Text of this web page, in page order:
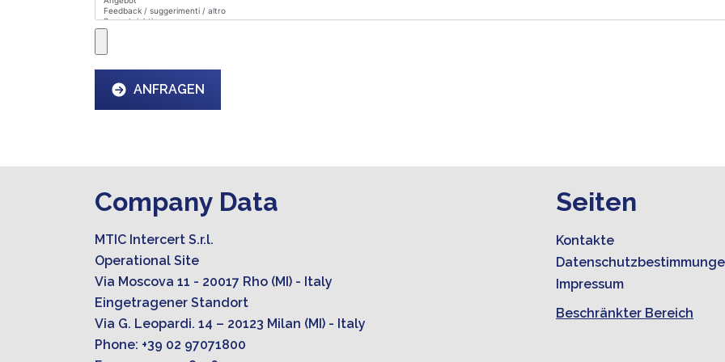
ANFRAGEN
Company Data
MTIC Intercert S.r.l.
Operational Site
Via Moscova 11 - 20017 Rho (MI) - Italy
Eingetragener Standort
Via G. Leopardi. 14 – 20123 Milan (MI) - Italy
Phone: +39 02 97071800
Seiten
Kontakte
Impressum
Beschränkter Bereich